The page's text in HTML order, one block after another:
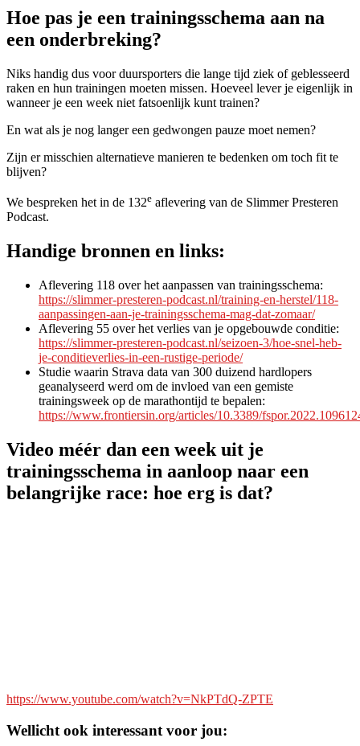
Hoe pas je een trainingsschema aan na
een onderbreking?
Niks handig dus voor duursporters die lange tijd ziek of geblesseerd
raken en hun trainingen moeten missen. Hoeveel lever je eigenlijk in
wanneer je een week niet fatsoenlijk kunt trainen?
En wat als je nog langer een gedwongen pauze moet nemen?
Zijn er misschien alternatieve manieren te bedenken om toch fit te
blijven?
We bespreken het in de 132e aflevering van de Slimmer Presteren
Podcast.
Handige bronnen en links:
Aflevering 118 over het aanpassen van trainingsschema:
https://slimmer-presteren-podcast.nl/training-en-herstel/118-
aanpassingen-aan-je-trainingsschema-mag-dat-zomaar/
Aflevering 55 over het verlies van je opgebouwde conditie:
https://slimmer-presteren-podcast.nl/seizoen-3/hoe-snel-heb-
je-conditieverlies-in-een-rustige-periode/
Studie waarin Strava data van 300 duizend hardlopers
geanalyseerd werd om de invloed van een gemiste
trainingsweek op de marathontijd te bepalen:
https://www.frontiersin.org/articles/10.3389/
Video méér dan een week uit je
trainingsschema in aanloop naar een
belangrijke race: hoe erg is dat?
https://www.youtube.com/watch?v=NkPTdQ-ZPTE
Wellicht ook interessant voor jou: